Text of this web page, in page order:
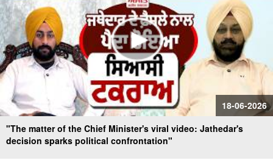
18-06-2026
"The matter of the Chief Minister's viral video: Jathedar's
decision sparks political confrontation"